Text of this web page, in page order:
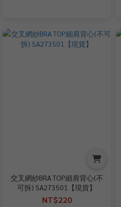
交叉網紗BRA TOP細肩背心(不
可拆) SA273501【現貨】
NT$220